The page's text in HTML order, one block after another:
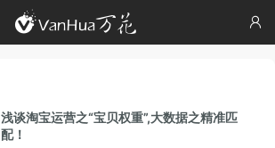
 
浅谈淘宝运营之“宝贝权重”,大数据之精准匹
配！